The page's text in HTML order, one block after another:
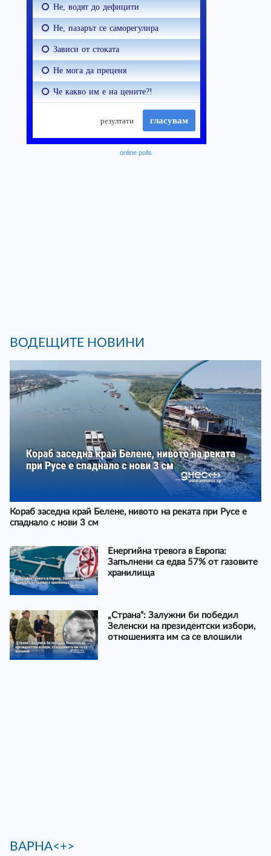
online polls
ВОДЕЩИТЕ НОВИНИ
Кораб заседна край Белене, нивото на реката при Русе е
спаднало с нови 3 см
Енергийна тревога в Европа:
Запълнени са едва 57% от газовите
хранилища
„Страна“: Залужни би победил
Зеленски на президентски избори,
отношенията им са се влошили
ВАРНА<+>